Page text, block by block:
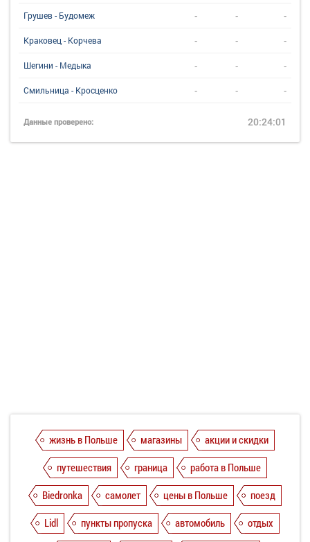
Грушев - Будомеж - - -
Краковец - Корчева - - -
Шегини - Медыка - - -
Смильница - Кросценко - - -
Данные проверено: 20:24:01
жизнь в Польше магазины
акции и скидки
путешествия
граница
работа в Польше
Biedronka
самолет цены в Польше
поезд
Lidl
пункты пропуска автомобиль
отдых